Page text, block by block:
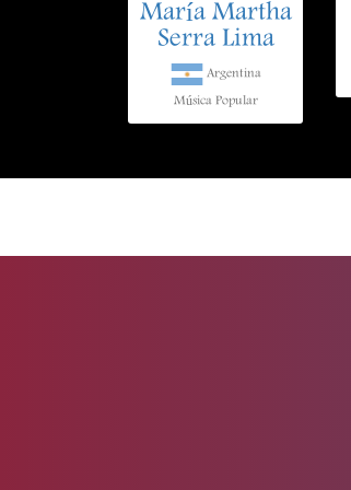
María Martha
Serra Lima
Argentina
Música Popular